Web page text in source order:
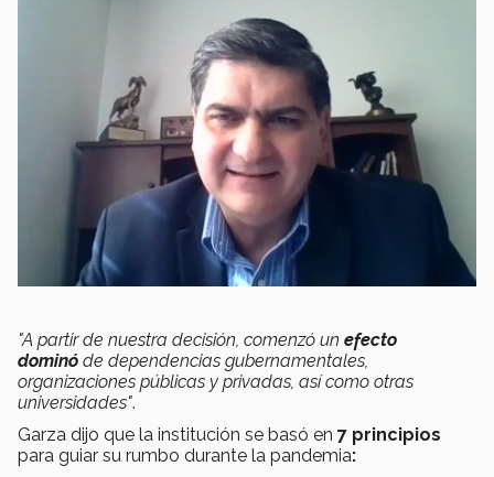
"A partir de nuestra decisión, comenzó un efecto
dominó de dependencias gubernamentales,
organizaciones públicas y privadas, así como otras
universidades".
Garza dijo que la institución se basó en 7 principios
para guiar su rumbo durante la pandemia: